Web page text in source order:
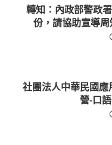
轉知：內政部警政
份，請協助宣導
社團法人中華民國
營-口